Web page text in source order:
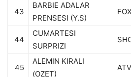
43
BARBIE ADALAR
PRENSESI (Y.S)
44
CUMARTESI
SURPRIZI
45
ALEMIN KIRALI
(OZET)
ATV